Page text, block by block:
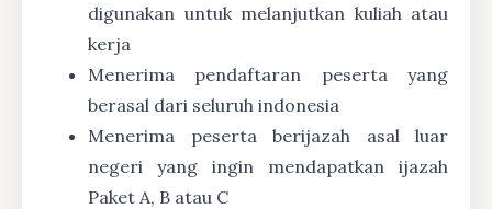
digunakan untuk melanjutkan kuliah atau
kerja
Menerima pendaftaran peserta yang
berasal dari seluruh indonesia
Menerima peserta berijazah asal luar
negeri yang ingin mendapatkan ijazah
Paket A, B atau C